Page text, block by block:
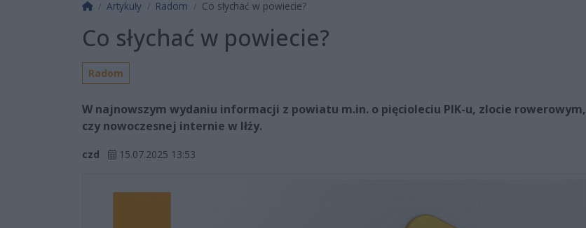
Strona główna
Artykuły Radom Co słychać w powiecie?
Co słychać w powiecie?
Radom
W najnowszym wydaniu informacji z powiatu m.in. o pięcioleciu PIK-u, zlocie rowerowym,
czy nowoczesnej internie w Iłży.
czd 15.07.2025 13:53